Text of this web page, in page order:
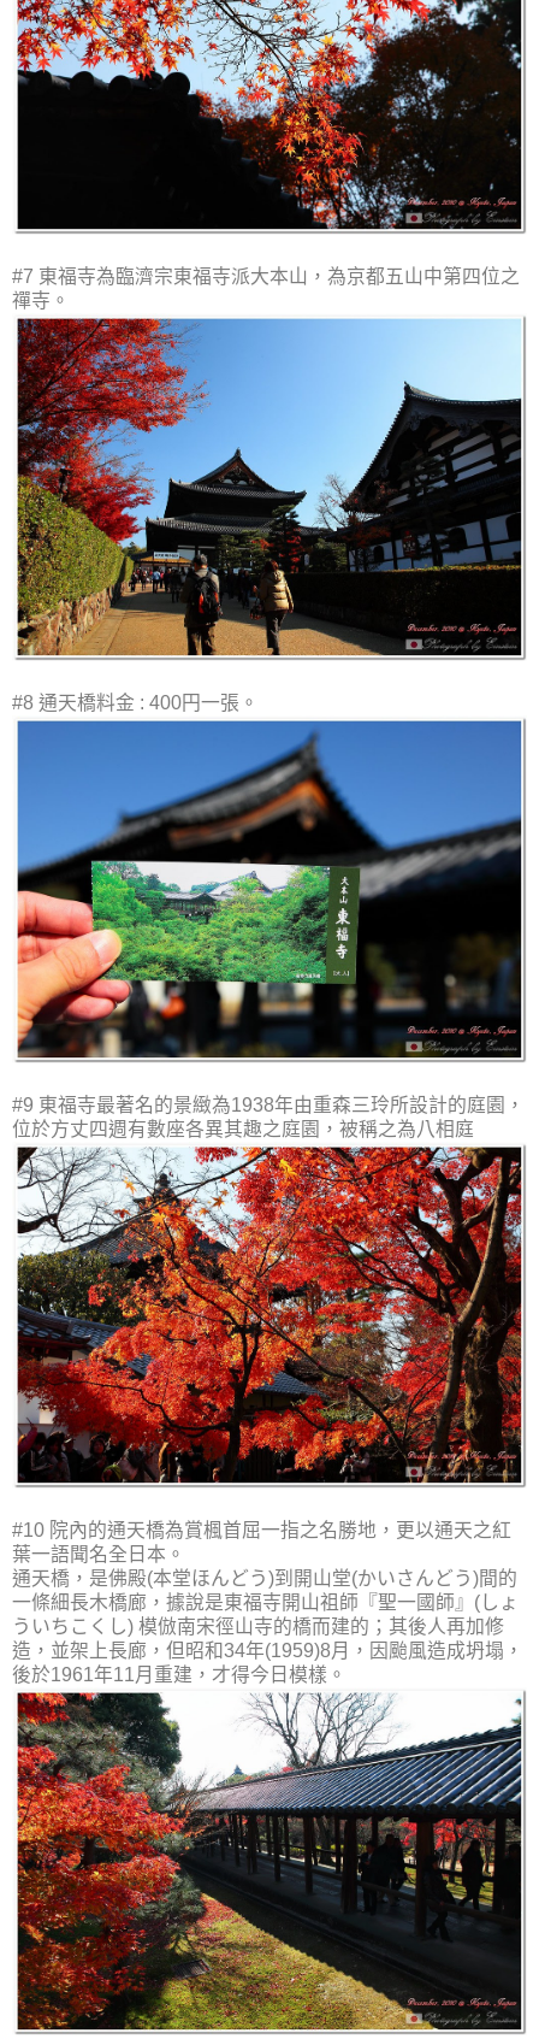
#7 東福寺為臨濟宗東福寺派大本山，為京都五山中第四位之
禪寺。
#8 通天橋料金 : 400円一張。
#9 東福寺最著名的景緻為1938年由重森三玲所設計的庭園，
位於方丈四週有數座各異其趣之庭園，被稱之為八相庭
#10 院內的通天橋為賞楓首屈一指之名勝地，更以通天之紅
葉一語聞名全日本。
通天橋，是佛殿(本堂ほんどう)到開山堂(かいさんどう)間的
一條細長木橋廊，據說是東福寺開山祖師『聖一國師』(しょ
ういちこくし) 模倣南宋徑山寺的橋而建的；其後人再加修
造，並架上長廊，但昭和34年(1959)8月，因颱風造成坍塌，
後於1961年11月重建，才得今日模樣。